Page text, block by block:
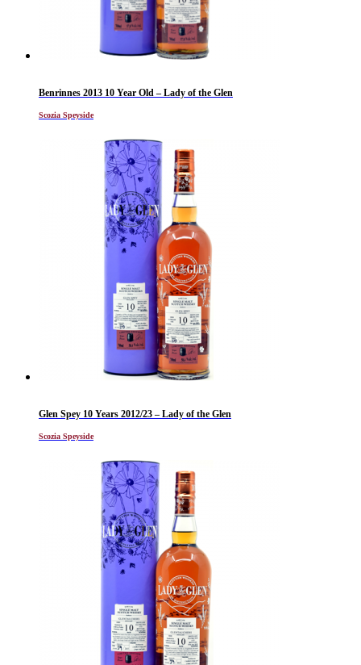
Benrinnes 2013 10 Year Old – Lady of the Glen
Scozia Speyside
Glen Spey 10 Years 2012/23 – Lady of the Glen
Scozia Speyside